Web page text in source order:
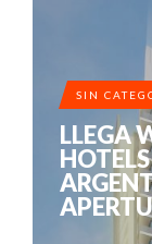
SIN
LLEGA